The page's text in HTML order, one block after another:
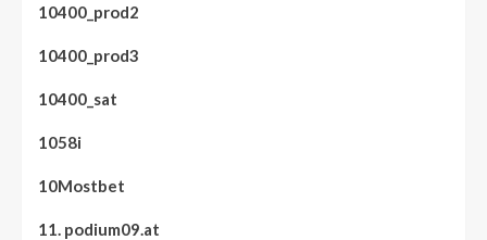
10400_prod2
10400_prod3
10400_sat
1058i
10Mostbet
11. podium09.at